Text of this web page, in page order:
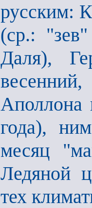
русским:
(ср.:
Даля),
Аполлона
года),
месяц
Ледяной
тех